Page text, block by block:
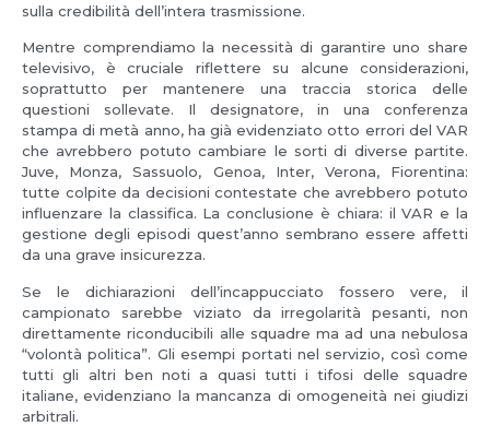
sulla credibilità dell’intera trasmissione.
Mentre comprendiamo la necessità di garantire uno share
televisivo, è cruciale riflettere su alcune considerazioni,
soprattutto per mantenere una traccia storica delle
questioni sollevate. Il designatore, in una conferenza
stampa di metà anno, ha già evidenziato otto errori del VAR
che avrebbero potuto cambiare le sorti di diverse partite.
Juve, Monza, Sassuolo, Genoa, Inter, Verona, Fiorentina:
tutte colpite da decisioni contestate che avrebbero potuto
influenzare la classifica. La conclusione è chiara: il VAR e la
gestione degli episodi quest’anno sembrano essere affetti
da una grave insicurezza.
Se le dichiarazioni dell’incappucciato fossero vere, il
campionato sarebbe viziato da irregolarità pesanti, non
direttamente riconducibili alle squadre ma ad una nebulosa
“volontà politica”. Gli esempi portati nel servizio, così come
tutti gli altri ben noti a quasi tutti i tifosi delle squadre
italiane, evidenziano la mancanza di omogeneità nei giudizi
arbitrali.